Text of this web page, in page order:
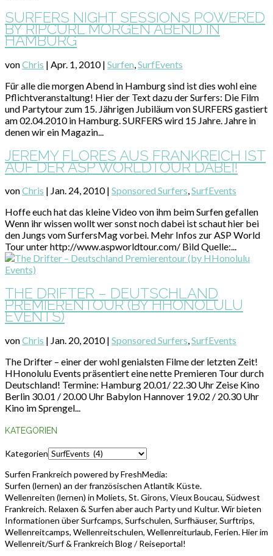
SURFERS NIGHT SESSIONS POWERED
BY RIPCURL MORGEN ABEND IN
HAMBURG
vonChris | Apr. 1, 2010| Surfen SurfEvents
Für alle die morgen Abend in Hamburg sind ist dies wohl eine
Pflichtveranstaltung! Hier der Text dazu der Surfers: Die Film
und Partytour zum 15. Jährigen Jubiläum von SURFERS gastiert
am 02.04.2010 in Hamburg. SURFERS wird 15 Jahre. Jahre in
denen wir ein Magazin...
JEREMY FLORES AUS FRANKREICH IST
AUF DER ASP WORLDTOUR DABEI!
vonChris | Jan. 24, 2010| Sponsored Surfers,SurfEvents
Hoffe euch hat das kleine Video von ihm beim Surfen gefallen
Wenn ihr wissen wollt wer sonst noch dabei ist schaut hier bei
den Jungs vom SurfersMag vorbei. Mehr Infos zur ASP World
Tour unter http://www.aspworldtour.com/ Bild Quelle:...
THE DRIFTER – DEUTSCHLAND
PREMIERENTOUR (BY HHONOLULU
EVENTS)
vonChris | Jan. 20, 2010| Sponsored Surfers,SurfEvents
The Drifter – einer der wohl genialsten Filme der letzten Zeit!
HHonolulu Events präsentiert eine nette Premieren Tour durch
Deutschland! Termine: Hamburg 20.01/ 22.30 Uhr Zeise Kino
Berlin 30.01 / 20.00 Uhr Babylon Hannover 19.02 / 20.30 Uhr
Kino im Sprengel...
KATEGORIEN
Kategorien
Surfen Frankreich powered by FreshMedia:
Surfen (lernen) an der französischen Atlantik Küste.
Wellenreiten (lernen) in Moliets, St. Girons, Vieux Boucau, Südwest
Frankreich. Relaxen & Surfen aber auch Party und Kultur. Wir bieten
Informationen über Surfcamps, Surfschulen, Surfhäuser, Surftrips,
Wellenreitcamps, Wellenreitschulen, Wellenreiturlaub, Ferien. Hier im
Wellenreit/Surf & Frankreich Blog / Reiseportal!